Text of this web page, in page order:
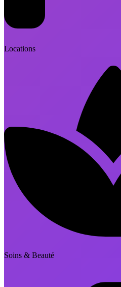
Locations
Soins & Beauté